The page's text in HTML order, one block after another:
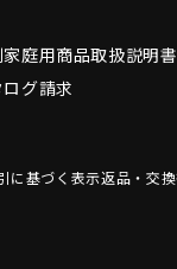
家庭用商品取扱説明
グ請求
に基づく表示返品・交